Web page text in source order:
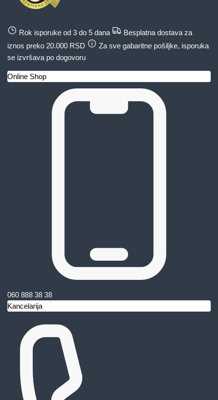
Rok isporuke od 3 do 5 dana
Besplatna dostava za
iznos preko 20.000 RSD
Za sve gabaritne pošiljke, isporuka
se izvršava po dogovoru
Online Shop
060 888 38 38
Kancelarija